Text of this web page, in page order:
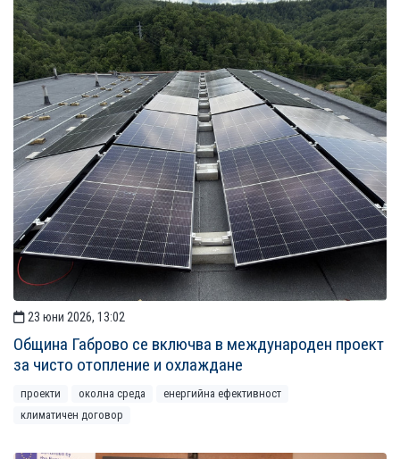
23 юни 2026, 13:02
Община Габрово се включва в международен проект
за чисто отопление и охлаждане
проекти околна среда
енергийна ефективност
климатичен договор